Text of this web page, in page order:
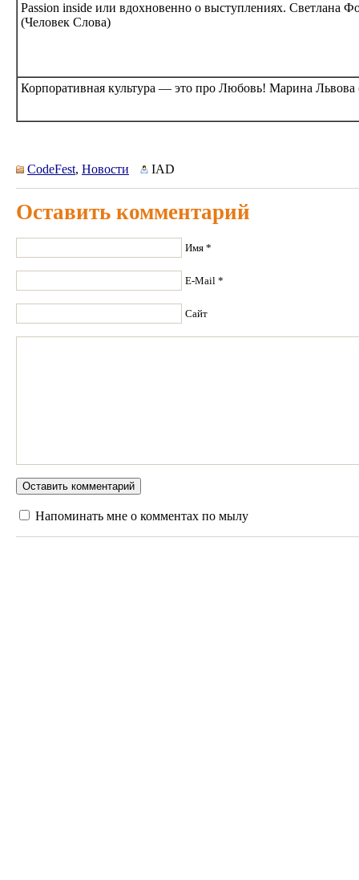
Passion inside или вдохновенно о выступлениях. Светлана
(Человек Слова)
Корпоративная культура — это про Любовь! Марина Львова
CodeFest, Новости IAD
Оставить комментарий
Имя *
E-Mail *
Сайт
Напоминать мне о комментах по мылу